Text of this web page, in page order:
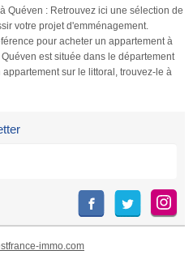
Quéven : Retrouvez ici une sélection de
votre projet d'emménagement.
pour acheter un appartement à
est située dans le département
sur le littoral, trouvez-le à
immo.com